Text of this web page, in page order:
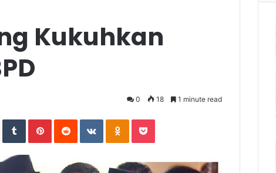
Kukuhkan
0 18 1 minute read
StumbleUpon
TumblrPinterestReddit VKontakteOdnoklassniki
Pocket